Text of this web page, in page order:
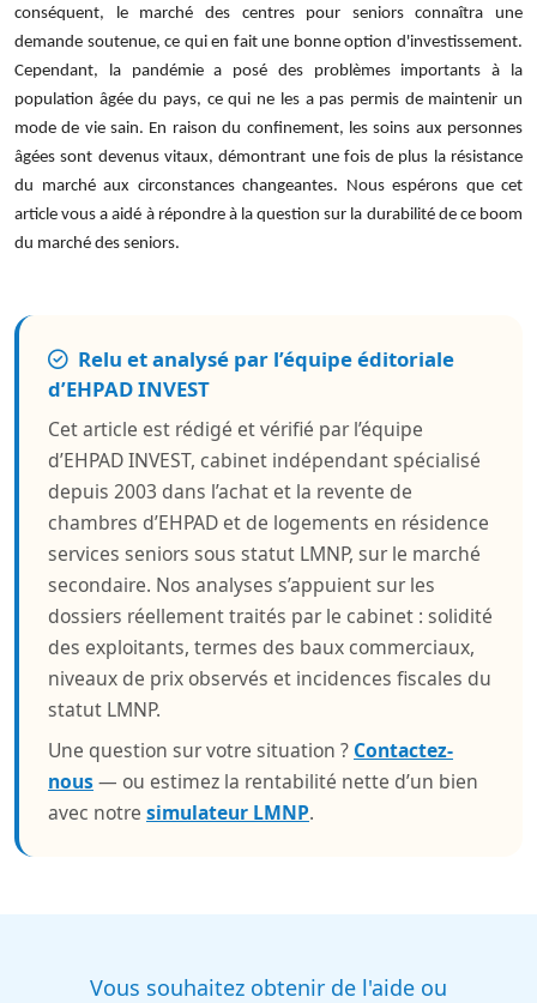
conséquent, le marché des centres pour seniors connaîtra une
demande soutenue, ce qui en fait une bonne option d'investissement.
Cependant, la pandémie a posé des problèmes importants à la
population âgée du pays, ce qui ne les a pas permis de maintenir un
mode de vie sain. En raison du confinement, les soins aux personnes
âgées sont devenus vitaux, démontrant une fois de plus la résistance
du marché aux circonstances changeantes. Nous espérons que cet
article vous a aidé à répondre à la question sur la durabilité de ce boom
du marché des seniors.
Relu et analysé par l’équipe éditoriale
d’EHPAD INVEST
Cet article est rédigé et vérifié par l’équipe
d’EHPAD INVEST, cabinet indépendant spécialisé
depuis 2003 dans l’achat et la revente de
chambres d’EHPAD et de logements en résidence
services seniors sous statut LMNP, sur le marché
secondaire. Nos analyses s’appuient sur les
dossiers réellement traités par le cabinet : solidité
des exploitants, termes des baux commerciaux,
niveaux de prix observés et incidences fiscales du
statut LMNP.
Une question sur votre situation ? Contactez-
nous— ou estimez la rentabilité nette d’un bien
avec notre simulateur LMNP.
Vous souhaitez obtenir de l'aide ou